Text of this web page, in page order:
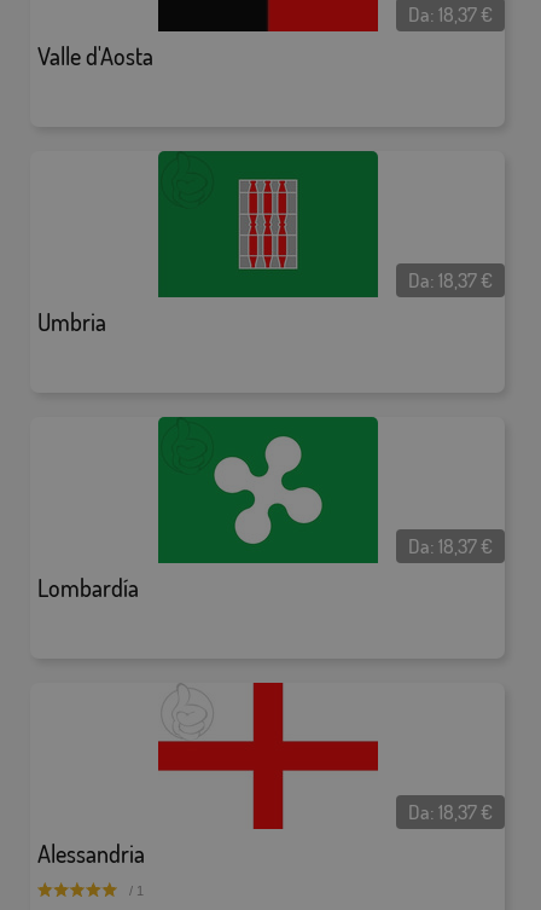
Valle d'Aosta
Da:18,37€
Umbria
Da:18,37€
Lombardía
Da:18,37€
Alessandria
Da:18,37€
/ 1